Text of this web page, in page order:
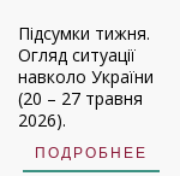
Підсумки тижня.
Огляд ситуації
навколо України
(20 – 27 травня
2026).
ПОДРОБНЕЕ